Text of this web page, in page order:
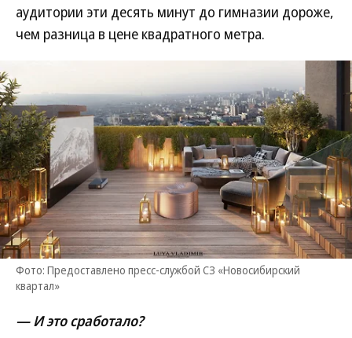
аудитории эти десять минут до гимназии дороже,
чем разница в цене квадратного метра.
Фото: Предоставлено пресс-службой СЗ «Новосибирский
квартал»
— И это сработало?